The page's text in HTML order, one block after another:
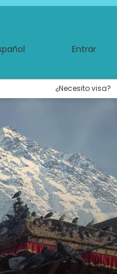
Entrar
¿Necesito visa?